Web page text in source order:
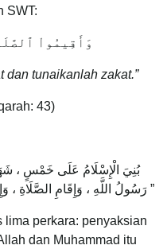
SWT:
وَأَقِيمُواْ
dan tunaikanlah zakat.”
43)
رَسُولُ اللَّهِ ، وَإِقَامِ الصَّلَاةِ ، وَإِيتَاءِ الزَّكَاةِ ، وَالْحَجِّ ، وَصَوْمِ رَمَضَانَ ”
lima perkara: penyaksian
dan Muhammad itu